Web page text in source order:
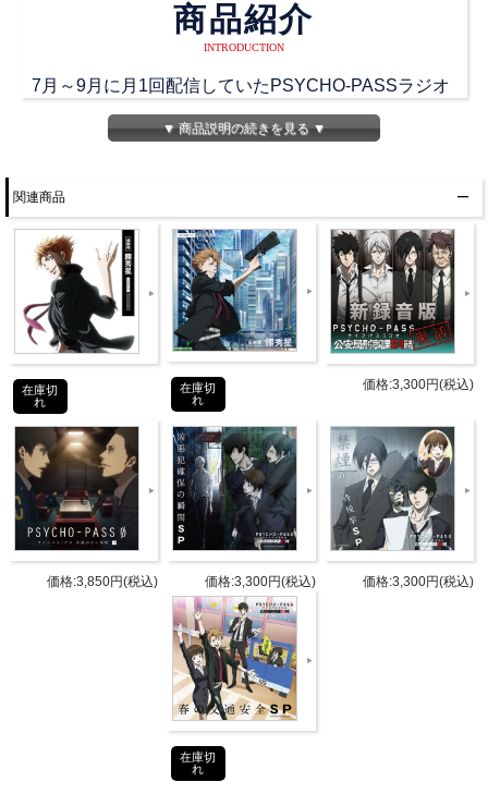
商品紹介
INTRODUCTION
7月～9月に月1回配信していたPSYCHO-PASSラジオ
公安局刑事課24時がラジオCD発売決定！
プレ配信から第3回のアーカイブと新規録りおろしラ
新規録りおろしは豪華2本立て！
前半は関智一、野島健児ペアで2期のキャラクターに
ついて掘り下げたトークを、
後半は沢城みゆき、伊藤静ペアでサイコパスについて
女性目線で話したり、
一番いい男は誰なのか！？を熱くトークしています
よ。
ラジオではなかった沢城みゆき、伊藤静女子2人のサ
イコパストーク是非聴いて下さいね！
商品詳細
DETAIL
2014年12月29日(月)
関智一（狡噛慎也 役）
野島健児（宜野座伸元 役）
[コーナーパーソナリティ]
▼ 商品説明の続きを見る ▼
関連商品
在庫切
れ
在庫切
れ
価格:3,300円(税込)
価格:3,850円(税込) 価格:3,300円(税込) 価格:3,300円(税込)
在庫切
れ